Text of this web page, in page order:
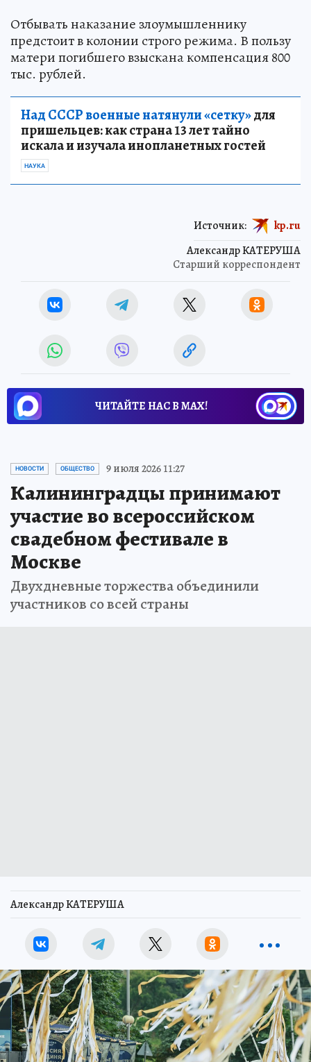
Отбывать наказание злоумышленнику
предстоит в колонии строго режима. В пользу
матери погибшего взыскана компенсация 800
тыс. рублей.
Над СССР военные натянули «сетку»для
пришельцев: как страна 13 лет тайно
искала и изучала инопланетных гостей
НАУКА
Александр КАТЕРУША
Старший корреспондент
Источник: kp.ru
ЧИТАЙТЕ НАС В МАХ!
НОВОСТИ ОБЩЕСТВО 9 июля 2026 11:27
Калининградцы принимают
участие во всероссийском
свадебном фестивале в
Москве
Двухдневные торжества объединили
участников со всей страны
Александр КАТЕРУША